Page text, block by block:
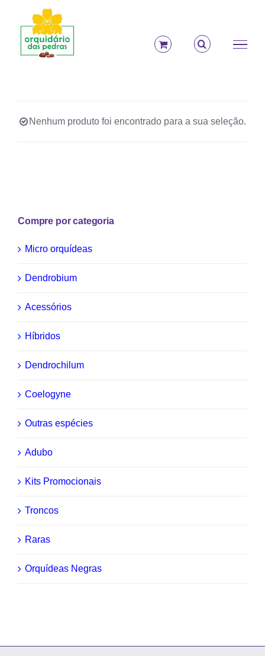
conteúdo
Nenhum produto foi encontrado para a sua seleção.
Compre por categoria
Micro orquídeas
Dendrobium
Acessórios
Híbridos
Dendrochilum
Coelogyne
Outras espécies
Adubo
Kits Promocionais
Troncos
Raras
Orquídeas Negras